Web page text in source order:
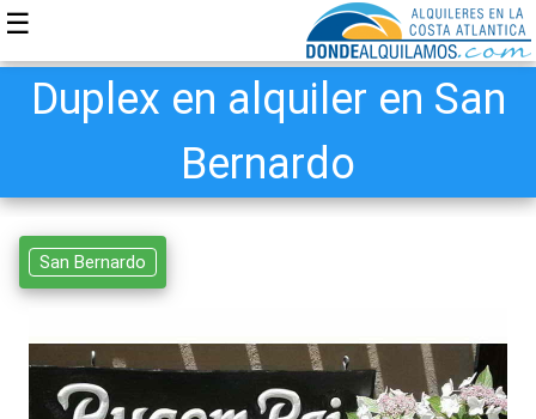
☰
Duplex en alquiler en San
Bernardo
San Bernardo